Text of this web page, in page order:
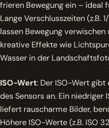
frieren Bewegung ein – ideal
Lange Verschlusszeiten (z.B.
lassen Bewegung
kreative Effekte wie
Wasser in der
ISO-Wert: Der ISO-Wert
des Sensors an. Ein niedriger
liefert rauscharme Bilder,
Höhere ISO-Werte (z.B. ISO